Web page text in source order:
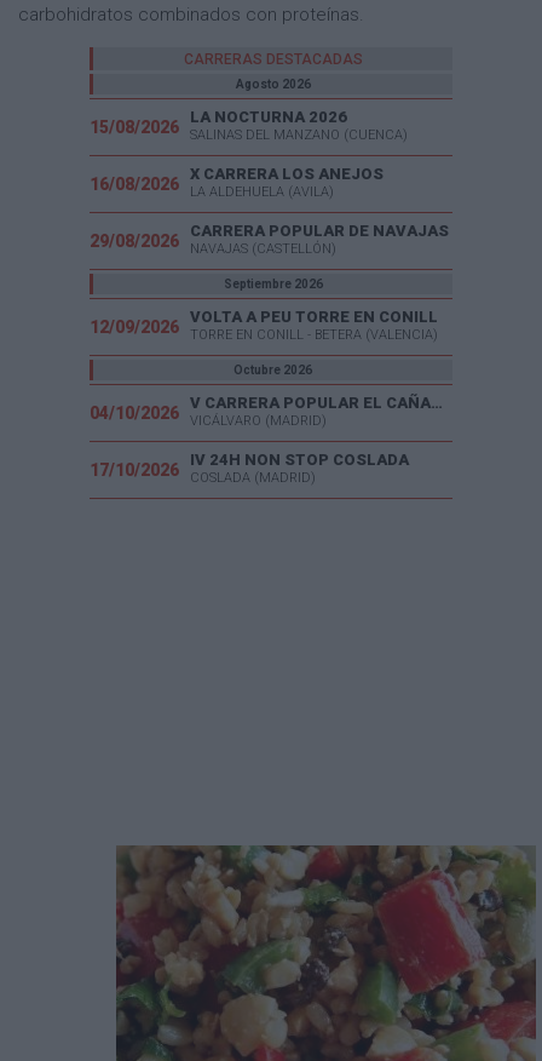
carbohidratos combinados con proteínas.
CARRERAS DESTACADAS
Agosto 2026
15/08/2026
LA NOCTURNA 2026
SALINAS DEL MANZANO (CUENCA)
16/08/2026
X CARRERA LOS ANEJOS
LA ALDEHUELA (AVILA)
29/08/2026
CARRERA POPULAR DE NAVAJAS
NAVAJAS (CASTELLÓN)
Septiembre 2026
12/09/2026
VOLTA A PEU TORRE EN CONILL
TORRE EN CONILL - BETERA (VALENCIA)
Octubre 2026
04/10/2026
V CARRERA POPULAR EL CAÑAVERAL
VICÁLVARO (MADRID)
17/10/2026
IV 24H NON STOP COSLADA
COSLADA (MADRID)